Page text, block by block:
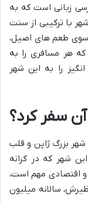
زبانی است که به
با ترکیبی از سنت
سوی طعم های اصیل،
هر مسافری را به
را به این شهر
آن سفر کرد؟
شهر بزرگ ژاپن و قلب
شهر که در کرانه
و اقتصادی مهم است،
سالانه میلیون